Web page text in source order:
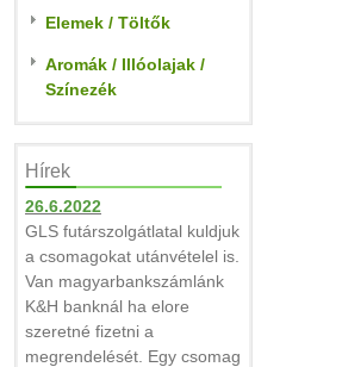
Elemek / Töltők
Aromák / Illóolajak /
Színezék
Hírek
26.6.2022
GLS futárszolgátlatal kuldjuk
a csomagokat utánvételel is.
Van magyarbankszámlánk
K&H banknál ha elore
szeretné fizetni a
megrendelését. Egy csomag